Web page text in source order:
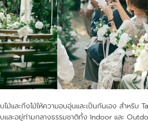
ะกิ่งไม้ให้ความอบอุ่นและเป็นกันเอง สำหรับ
และอยู่ท่ามกลางธรรมชาติทั้ง Indoor และ